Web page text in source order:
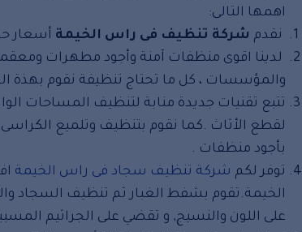
اهمها التالى:
نقدم شركة تنظيف فى راس الخيمة أسعار
لدينا اقوى منظفات آمنة وأجود مطهرات
والمؤسسات ، كل ما تحتاج تنظيفة نقوم بهذة
تتبع تقنيات جديدة منابة لتنظيف المساحات
لقطع الأثاث .كما نقوم بتنظيف وتلميع
بأجود منظفات .
توفر لكم شركة تنظيف سجاد فى راس الخيمة
الخيمة.تقوم بشفط الغبار ثم تنظيف السجاد
على اللون والنسيج, و تقضي على الجراثيم